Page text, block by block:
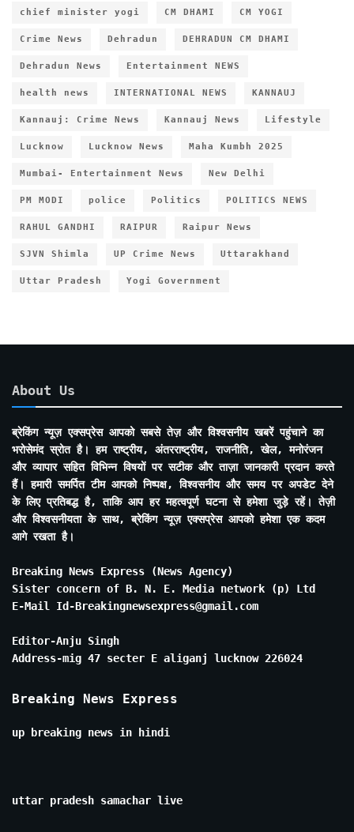
chief minister yogi CM DHAMI CM YOGI
Crime News Dehradun DEHRADUN CM DHAMI
Dehradun News Entertainment NEWS
health news INTERNATIONAL NEWS KANNAUJ
Kannauj: Crime News Kannauj News Lifestyle
Lucknow Lucknow News Maha Kumbh 2025
Mumbai- Entertainment News New Delhi
PM MODI police Politics POLITICS NEWS
RAHUL GANDHI RAIPUR Raipur News
SJVN Shimla UP Crime News Uttarakhand
Uttar Pradesh Yogi Government
About Us
ब्रेकिंग न्यूज़ एक्सप्रेस आपको सबसे तेज़ और विश्वसनीय खबरें पहुंचाने का
भरोसेमंद स्रोत है। हम राष्ट्रीय, अंतरराष्ट्रीय, राजनीति, खेल, मनोरंजन
और व्यापार सहित विभिन्न विषयों पर सटीक और ताज़ा जानकारी प्रदान करते
हैं। हमारी समर्पित टीम आपको निष्पक्ष, विश्वसनीय और समय पर अपडेट देने
के लिए प्रतिबद्ध है, ताकि आप हर महत्वपूर्ण घटना से हमेशा जुड़े रहें। तेज़ी
और विश्वसनीयता के साथ, ब्रेकिंग न्यूज़ एक्सप्रेस आपको हमेशा एक कदम
आगे रखता है।
Breaking News Express (News Agency)
Sister concern of B. N. E. Media network (p) Ltd
E-Mail Id-Breakingnewsexpress@gmail.com
Editor-Anju Singh
Address-mig 47 secter E aliganj lucknow 226024
Breaking News Express
up breaking news in hindi
uttar pradesh samachar live